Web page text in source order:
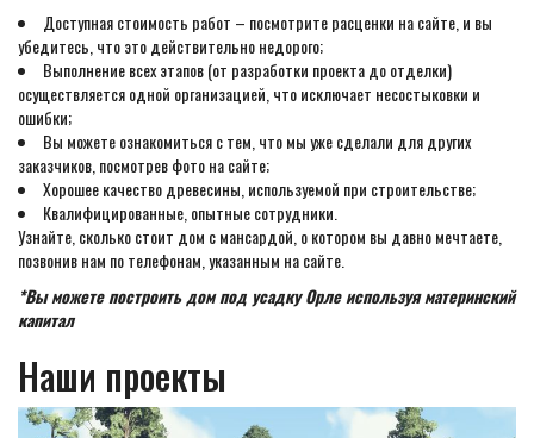
Доступная стоимость работ – посмотрите расценки на сайте, и вы
убедитесь, что это действительно недорого;
Выполнение всех этапов (от разработки проекта до отделки)
осуществляется одной организацией, что исключает несостыковки и
ошибки;
Вы можете ознакомиться с тем, что мы уже сделали для других
заказчиков, посмотрев фото на сайте;
Хорошее качество древесины, используемой при строительстве;
Квалифицированные, опытные сотрудники.
Узнайте, сколько стоит дом с мансардой, о котором вы давно мечтаете,
позвонив нам по телефонам, указанным на сайте.
*Вы можете построить дом под усадку Орле используя материнский
капитал
Наши проекты